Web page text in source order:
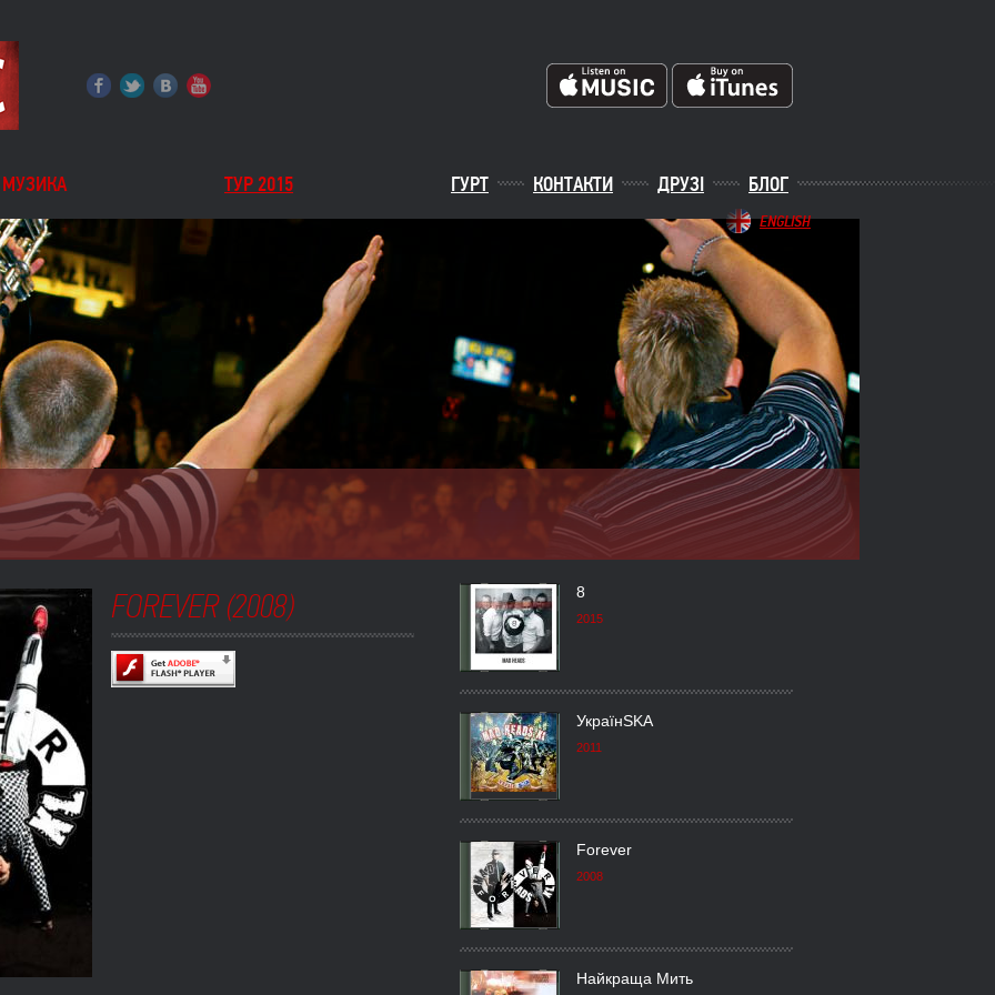
ENGLISH
МУЗИКА ТУР 2015 ГУРТ КОНТАКТИ ДРУЗІ БЛОГ
8
2015
УкраїнSKA
2011
Forever
2008
Найкраща Мить
FOREVER (2008)